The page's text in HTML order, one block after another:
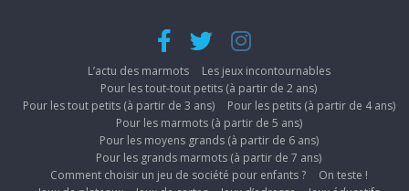
L’actu des marmots
Les jeux incontournables
Pour les tout-tout petits (à partir de 2 ans)
Pour les tout petits (à partir de 3 ans)
Pour les petits (à partir de 4 ans)
Pour les marmots (à partir de 5 ans)
Pour les moyens grands (à partir de 6 ans)
Pour les grands marmots (à partir de 7 ans)
Comment choisir un jeu de société pour enfants ?
On teste !